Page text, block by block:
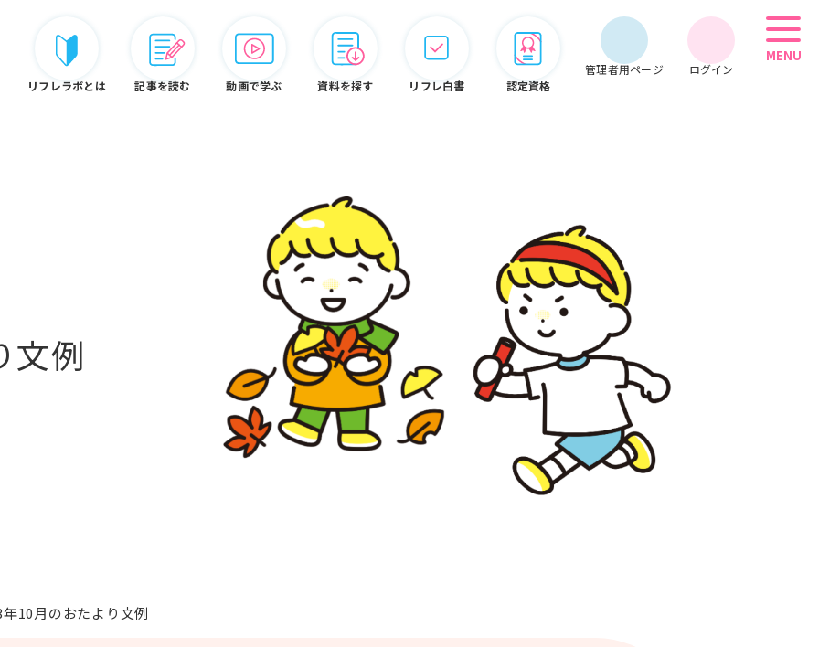
リフレラボとは 記事を読む 動画で学ぶ 資料を探す リフレ白書 認定資格
管理者用ページ ログイン
MENU
リフレラボとは
から探す
#BCP
#ぬりえ
会員情報 期限管理
システム
オンライン
セミナー
こぞって
カタログ・使い方ガイド
文例
10月のおたより文例